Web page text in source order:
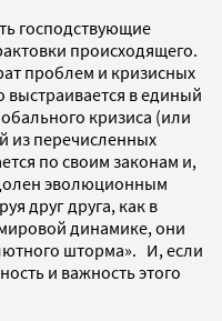
господствующие
происходящего.
проблем и кризисных
в единый
кризиса (или
из перечисленных
по своим законам и,
эволюционным
друг друга, как в
динамике, они
шторма». И, если
и важность этого